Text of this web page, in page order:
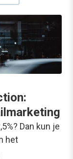
Dan kun je
het